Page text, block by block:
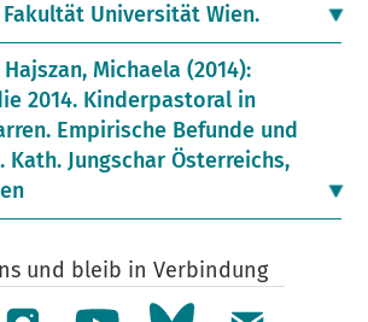
Universität Wien.
Michaela (2014):
2014. Kinderpastoral in
Empirische Befunde und
Kath. Jungschar Österreichs,
und bleib in Verbindung